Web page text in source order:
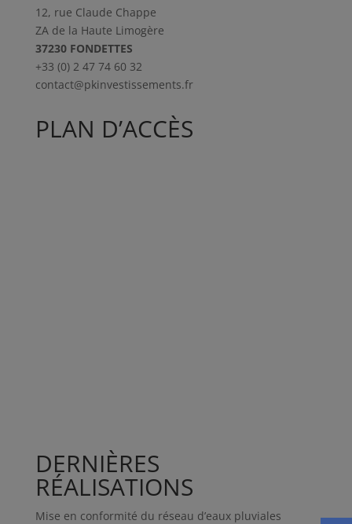
12, rue Claude Chappe
ZA de la Haute Limogère
37230 FONDETTES
+33 (0) 2 47 74 60 32
contact@pkinvestissements.fr
PLAN D’ACCÈS
DERNIÈRES
RÉALISATIONS
Mise en conformité du réseau d’eaux pluviales